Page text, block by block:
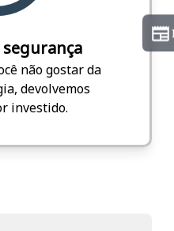
não gostar da
devolvemos
investido.